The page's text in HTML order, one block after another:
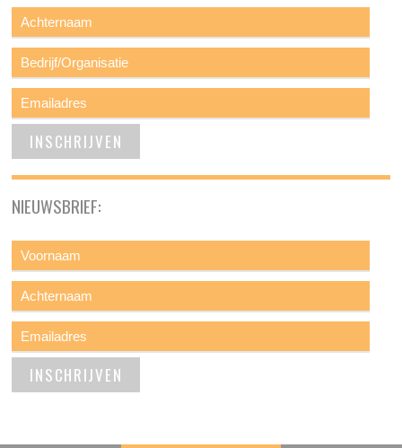
NIEUWSBRIEF: